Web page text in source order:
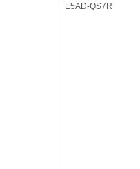
E5AD-QS7R